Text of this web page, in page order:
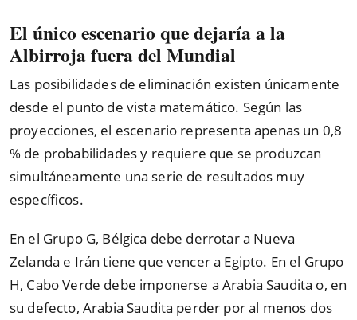
El único escenario que dejaría a la
Albirroja fuera del Mundial
Las posibilidades de eliminación existen únicamente
desde el punto de vista matemático. Según las
proyecciones, el escenario representa apenas un 0,8
% de probabilidades y requiere que se produzcan
simultáneamente una serie de resultados muy
específicos.
En el Grupo G, Bélgica debe derrotar a Nueva
Zelanda e Irán tiene que vencer a Egipto. En el Grupo
H, Cabo Verde debe imponerse a Arabia Saudita o, en
su defecto, Arabia Saudita perder por al menos dos